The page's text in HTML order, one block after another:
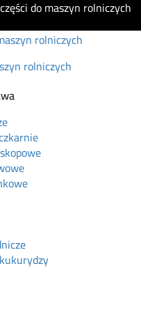
do maszyn rolniczych
rolniczych